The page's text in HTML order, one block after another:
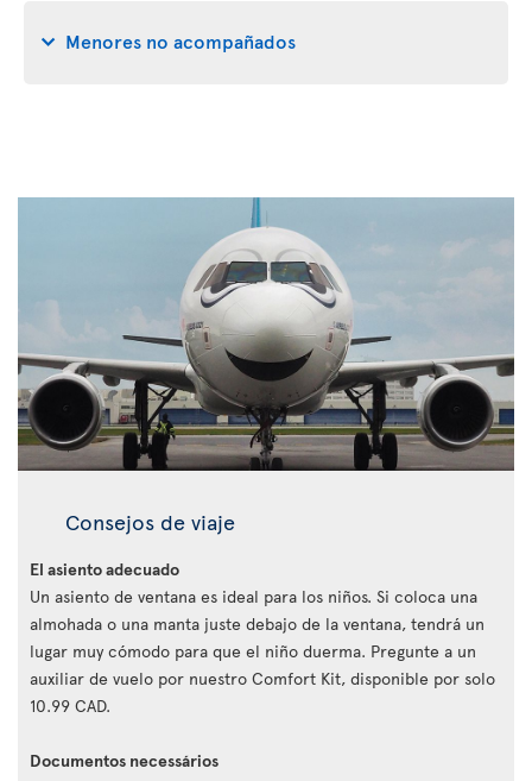
Menores no acompañados
Consejos de viaje
El asiento adecuado
Un asiento de ventana es ideal para los niños. Si coloca una
almohada o una manta juste debajo de la ventana, tendrá un
lugar muy cómodo para que el niño duerma. Pregunte a un
auxiliar de vuelo por nuestro Comfort Kit, disponible por solo
10.99 CAD.
Documentos necessários